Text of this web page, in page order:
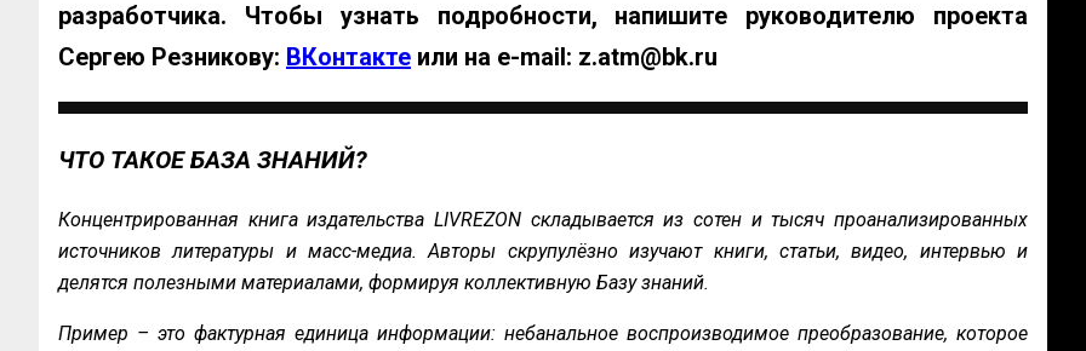
разработчика. Чтобы узнать подробности, напишите руководителю проекта
Сергею Резникову: ВКонтакте или на e-mail: z.atm@bk.ru
ЧТО ТАКОЕ БАЗА ЗНАНИЙ?
Концентрированная книга издательства LIVREZON складывается из сотен и тысяч проанализированных
источников литературы и масс-медиа. Авторы скрупулёзно изучают книги, статьи, видео, интервью и
делятся полезными материалами, формируя коллективную Базу знаний.
Пример – это фактурная единица информации: небанальное воспроизводимое преобразование, которое